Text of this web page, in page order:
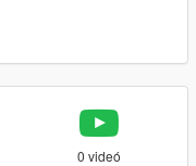
0 videó